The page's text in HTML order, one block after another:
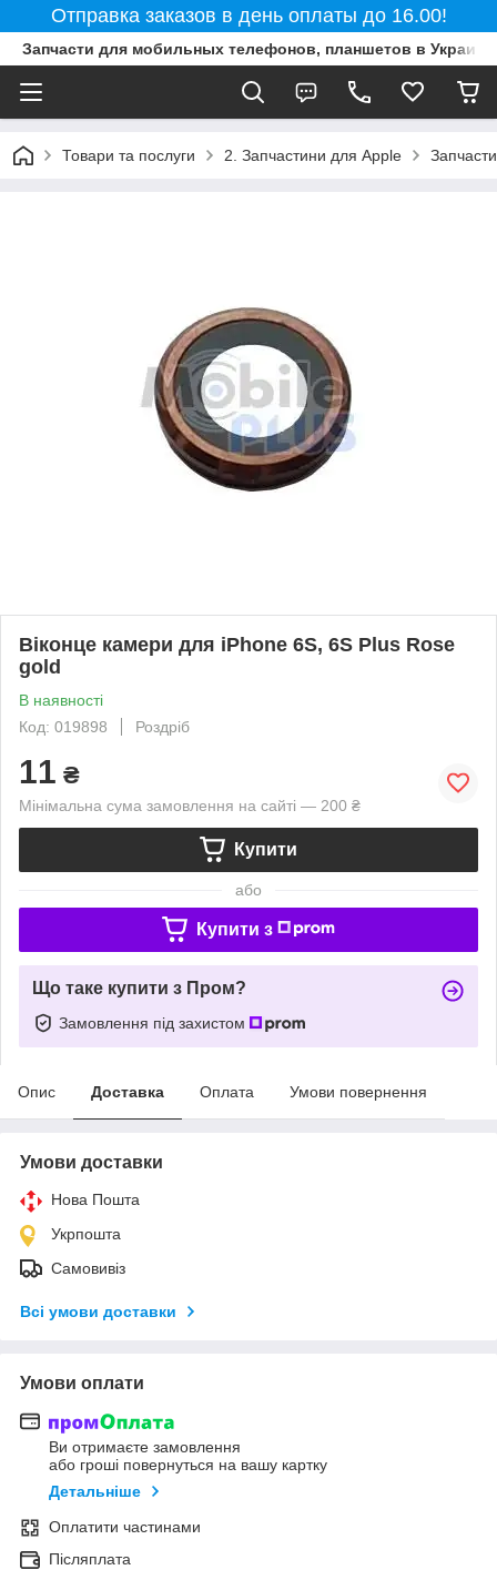
Отправка заказов в день оплаты до 16.00!
Запчасти для мобильных телефонов, планшетов в
Товари та послуги 2. Запчастини для Apple
Віконце камери для iPhone 6S, 6S Plus Rose
gold
В наявності
Код: 019898
Роздріб
11 ₴
Мінімальна сума замовлення на сайті — 200 ₴
Купити
або
Купити з
Що таке купити з Пром?
Замовлення під захистом
Опис Доставка Оплата Умови повернення
Умови доставки
Нова Пошта
Укрпошта
Самовивіз
Всі умови доставки
Умови оплати
Ви отримаєте замовлення
або гроші повернуться на вашу картку
Детальніше
Оплатити частинами
Післяплата